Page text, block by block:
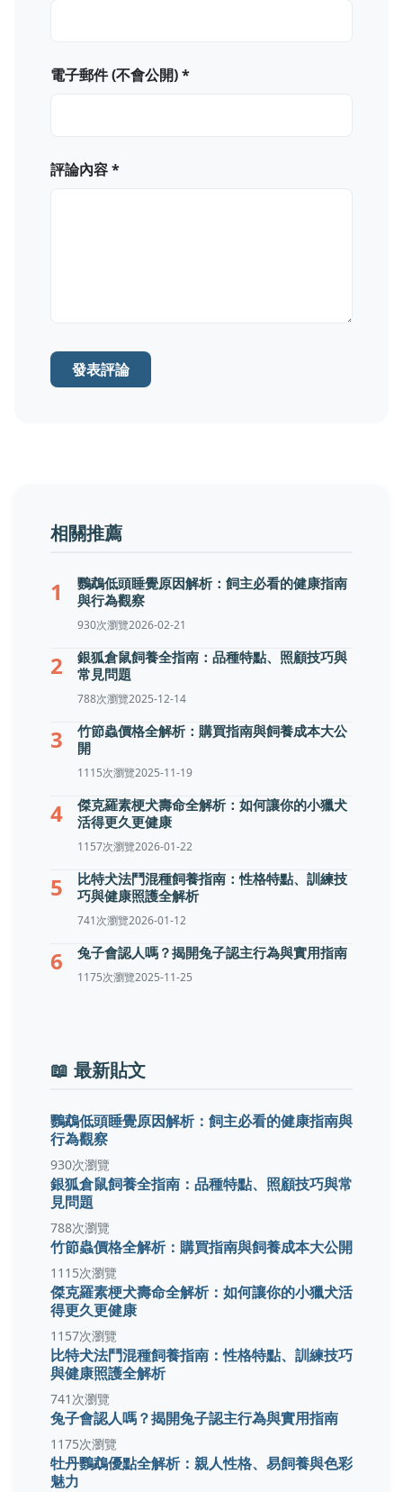
電子郵件 (不會公開) *
評論內容 *
發表評論
相關推薦
1
鸚鵡低頭睡覺原因解析：飼主必看的健康指南
與行為觀察
930次瀏覽2026-02-21
2
銀狐倉鼠飼養全指南：品種特點、照顧技巧與
常見問題
788次瀏覽2025-12-14
3
竹節蟲價格全解析：購買指南與飼養成本大公
開
1115次瀏覽2025-11-19
4
傑克羅素梗犬壽命全解析：如何讓你的小獵犬
活得更久更健康
1157次瀏覽2026-01-22
5
比特犬法鬥混種飼養指南：性格特點、訓練技
巧與健康照護全解析
741次瀏覽2026-01-12
6 兔子會認人嗎？揭開兔子認主行為與實用指南
1175次瀏覽2025-11-25
📖 最新貼文
鸚鵡低頭睡覺原因解析：飼主必看的健康指南與
行為觀察
930次瀏覽
銀狐倉鼠飼養全指南：品種特點、照顧技巧與常
見問題
788次瀏覽
竹節蟲價格全解析：購買指南與飼養成本大公開
1115次瀏覽
傑克羅素梗犬壽命全解析：如何讓你的小獵犬活
得更久更健康
1157次瀏覽
比特犬法鬥混種飼養指南：性格特點、訓練技巧
與健康照護全解析
741次瀏覽
兔子會認人嗎？揭開兔子認主行為與實用指南
1175次瀏覽
牡丹鸚鵡優點全解析：親人性格、易飼養與色彩
魅力